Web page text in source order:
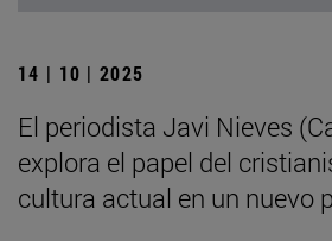
14 | 10 | 2025
El periodista Javi Nieves
explora el papel del
cultura actual en un nuevo